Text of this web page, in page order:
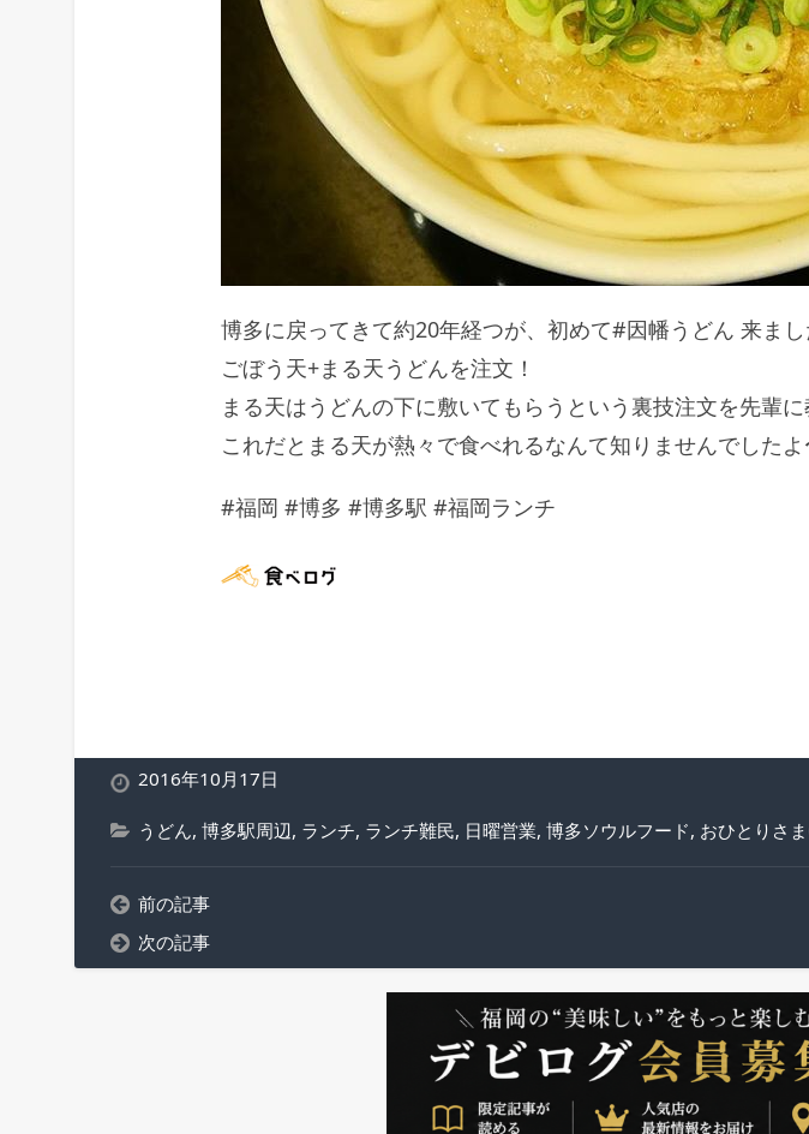
博多に戻ってきて約20年経つが、初めて#因幡うどん 来まし
ごぼう天+まる天うどんを注文！
まる天はうどんの下に敷いてもらうという裏技注文を先輩に
これだとまる天が熱々で食べれるなんて知りませんでしたよ
#福岡 #博多 #博多駅 #福岡ランチ
2016年10月17日
うどん, 博多駅周辺, ランチ, ランチ難民, 日曜営業, 博多ソウルフード, おひとりさ
前の記事
次の記事